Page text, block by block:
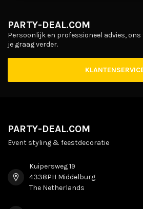
PARTY-DEAL.COM
Persoonlijk en professioneel advies,
je graag verder.
PARTY-DEAL.COM
Event styling & feestdecoratie
Kuipersweg 19
4338PH Middelburg
The Netherlands